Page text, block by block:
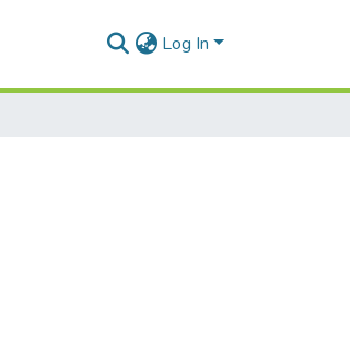
Log In